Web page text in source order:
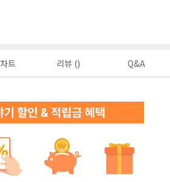
트 리뷰 () Q&A